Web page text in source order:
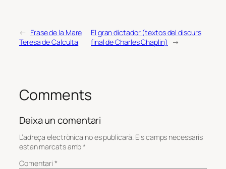
← Frase de la Mare
Teresa de Calculta
El gran dictador (textos del discurs
final de Charles Chaplin)
→
Comments
Deixa un comentari
L’adreça electrònica no es publicarà. Els camps necessaris
estan marcats amb*
Comentari*